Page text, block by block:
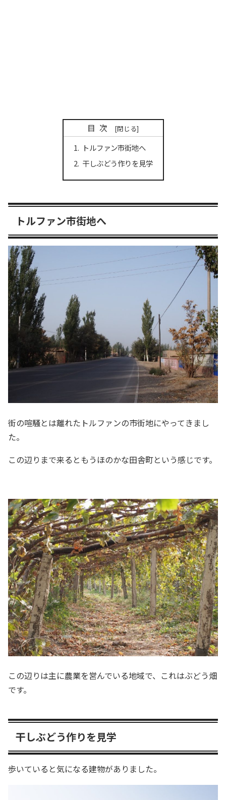
目次
トルファン市街地へ
干しぶどう作りを見学
トルファン市街地へ
街の喧騒とは離れたトルファンの市街地にやってきまし
た。
この辺りまで来るともうほのかな田舎町という感じです。
この辺りは主に農業を営んでいる地域で、これはぶどう畑
です。
干しぶどう作りを見学
歩いていると気になる建物がありました。